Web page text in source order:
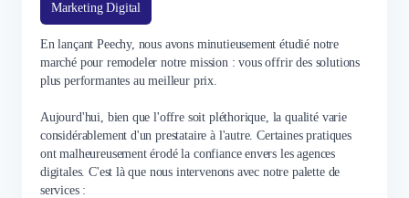
Marketing Digital
En lançant Peechy, nous avons minutieusement étudié notre
marché pour remodeler notre mission : vous offrir des solutions
plus performantes au meilleur prix.
Aujourd'hui, bien que l'offre soit pléthorique, la qualité varie
considérablement d'un prestataire à l'autre. Certaines pratiques
ont malheureusement érodé la confiance envers les agences
digitales. C'est là que nous intervenons avec notre palette de
services :